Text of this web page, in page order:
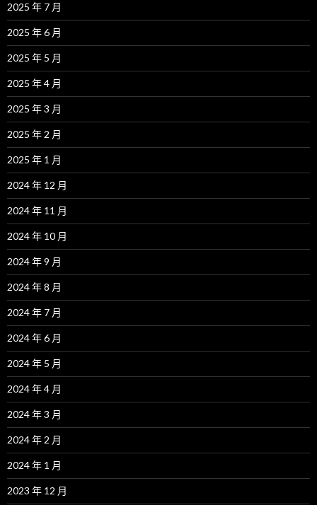
2025 年 7 月
2025 年 6 月
2025 年 5 月
2025 年 4 月
2025 年 3 月
2025 年 2 月
2025 年 1 月
2024 年 12 月
2024 年 11 月
2024 年 10 月
2024 年 9 月
2024 年 8 月
2024 年 7 月
2024 年 6 月
2024 年 5 月
2024 年 4 月
2024 年 3 月
2024 年 2 月
2024 年 1 月
2023 年 12 月